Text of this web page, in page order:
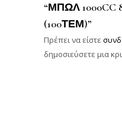
“ΜΠΩΛ
(100ΤΕΜ)”
Πρέπει να είστε
δημοσιεύσετε μια